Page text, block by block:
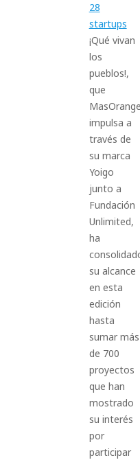
28
startups
¡Qué vivan
los
pueblos!,
que
impulsa a
través de
su marca
Yoigo
junto a
Fundación
Unlimited,
ha
su alcance
en esta
edición
hasta
sumar más
de 700
proyectos
que han
mostrado
su interés
por
participar